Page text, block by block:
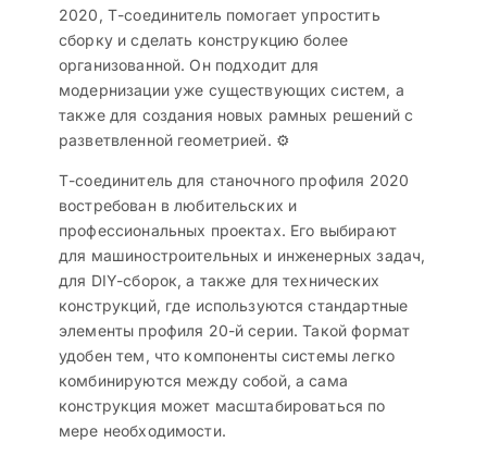
2020, Т-соединитель помогает упростить
сборку и сделать конструкцию более
организованной. Он подходит для
модернизации уже существующих систем, а
также для создания новых рамных решений с
разветвленной геометрией. ⚙️
Т-соединитель для станочного профиля 2020
востребован в любительских и
профессиональных проектах. Его выбирают
для машиностроительных и инженерных задач,
для DIY-сборок, а также для технических
конструкций, где используются стандартные
элементы профиля 20-й серии. Такой формат
удобен тем, что компоненты системы легко
комбинируются между собой, а сама
конструкция может масштабироваться по
мере необходимости.